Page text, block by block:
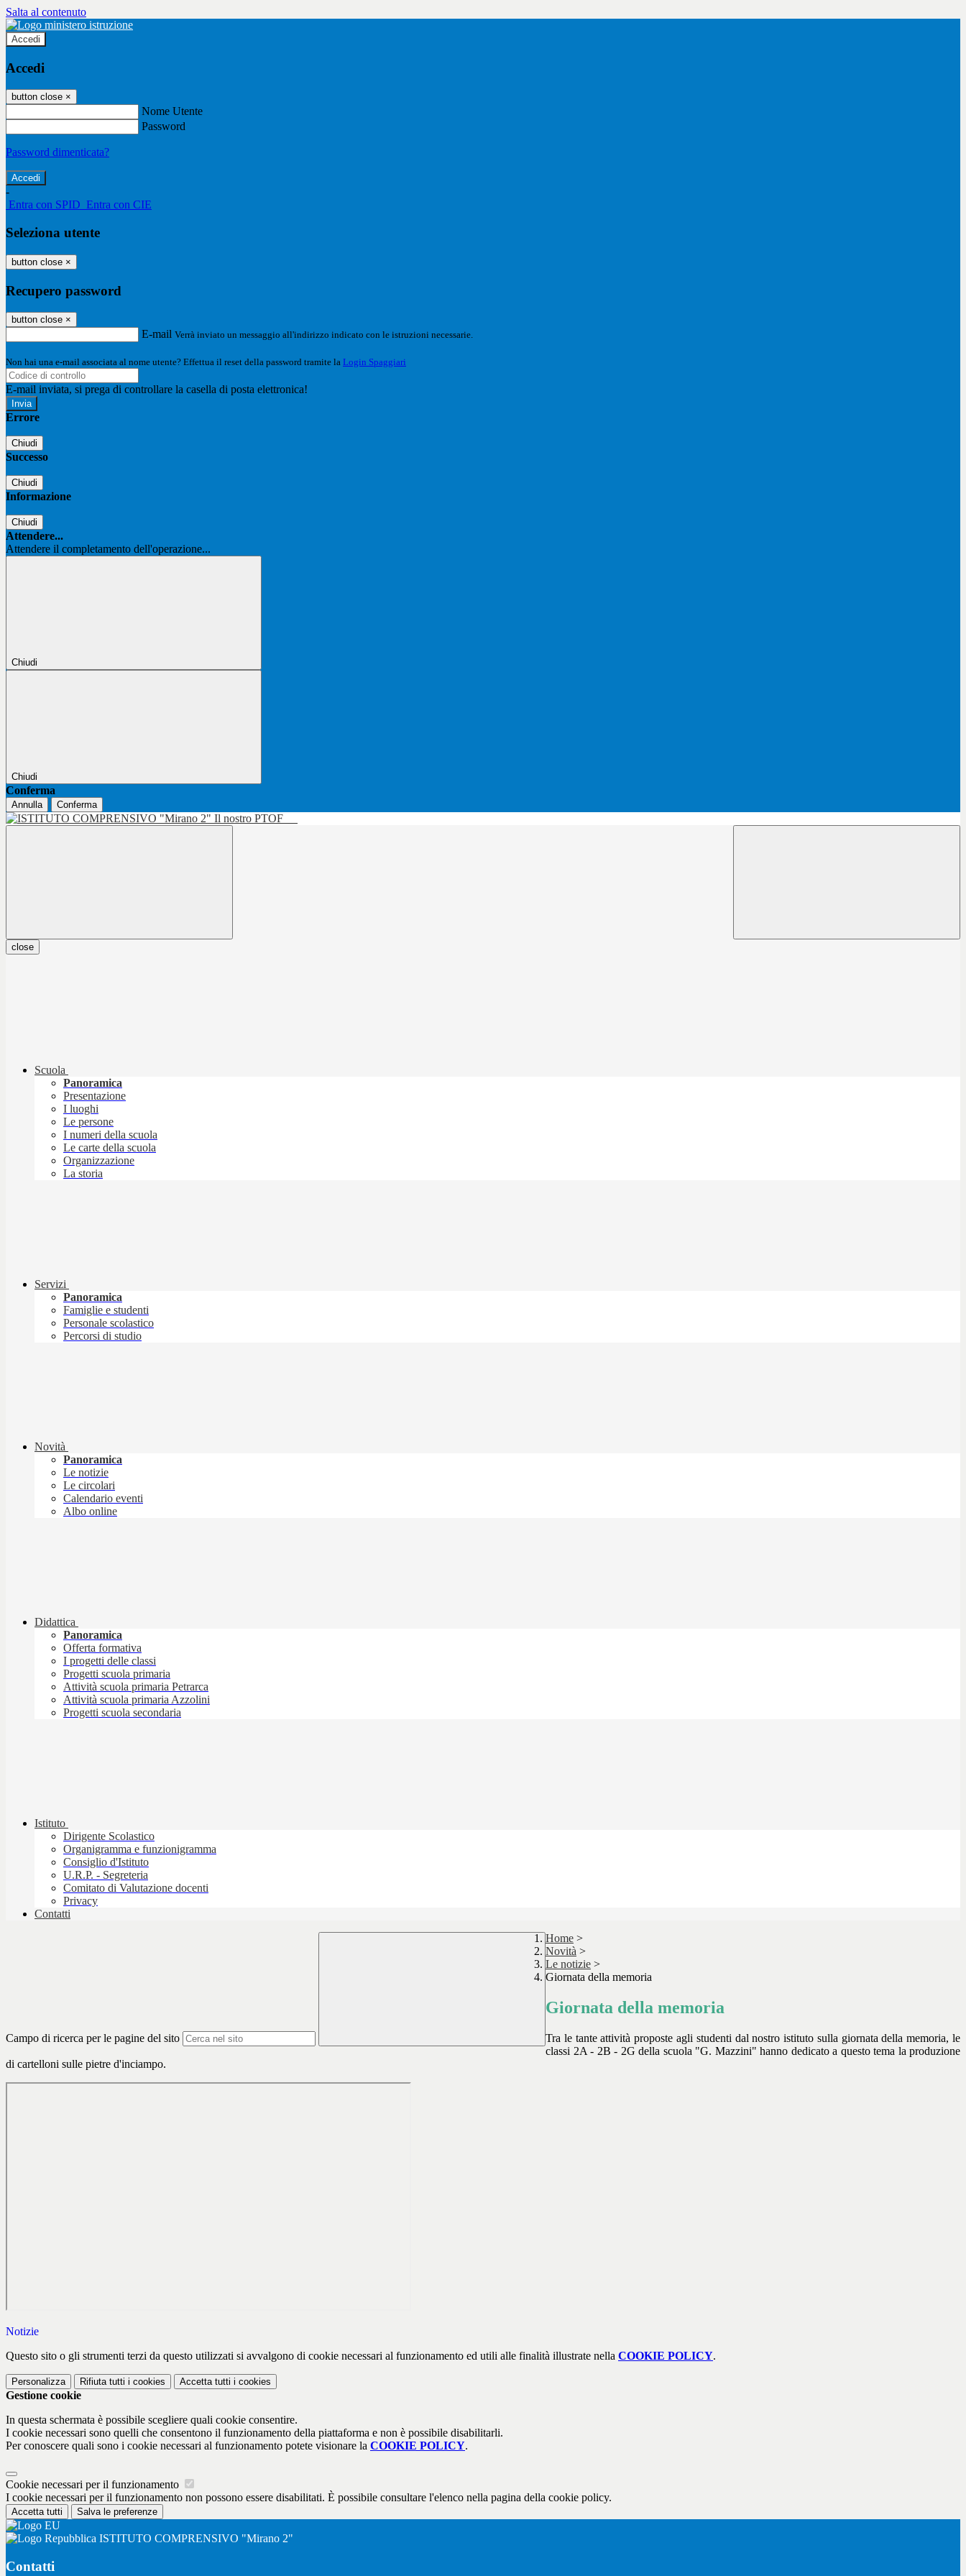
Salta al contenuto
Accedi
Accedi
button close ×
Nome Utente
Password
Password dimenticata?
-
Entra con SPID Entra con CIE
Seleziona utente
button close ×
Recupero password
button close ×
E-mail Verrà inviato un messaggio all'indirizzo indicato con le istruzioni necessarie.
Non hai una e-mail associata al nome utente? Effettua il reset della password tramite la Login Spaggiari
E-mail inviata, si prega di controllare la casella di posta elettronica!
Errore
Chiudi
Successo
Chiudi
Informazione
Chiudi
Attendere...
Attendere il completamento dell'operazione...
Chiudi
Chiudi
Conferma
Annulla Conferma
Il nostro PTOF
close
Scuola
Panoramica
Presentazione
I luoghi
Le persone
I numeri della scuola
Le carte della scuola
Organizzazione
La storia
Servizi
Panoramica
Famiglie e studenti
Personale scolastico
Percorsi di studio
Novità
Panoramica
Le notizie
Le circolari
Calendario eventi
Albo online
Didattica
Panoramica
Offerta formativa
I progetti delle classi
Progetti scuola primaria
Attività scuola primaria Petrarca
Attività scuola primaria Azzolini
Progetti scuola secondaria
Istituto
Dirigente Scolastico
Organigramma e funzionigramma
Consiglio d'Istituto
U.R.P. - Segreteria
Comitato di Valutazione docenti
Privacy
Contatti
Campo di ricerca per le pagine del sito
Home >
Novità >
Le notizie >
Giornata della memoria
Giornata della memoria
Tra le tante attività proposte agli studenti dal nostro istituto sulla giornata della memoria, le
classi 2A - 2B - 2G della scuola "G. Mazzini" hanno dedicato a questo tema la produzione
di cartelloni sulle pietre d'inciampo.
Notizie
Questo sito o gli strumenti terzi da questo utilizzati si avvalgono di cookie necessari al funzionamento ed utili alle finalità illustrate nella COOKIE POLICY.
Personalizza Rifiuta tutti i cookies Accetta tutti i cookies
Gestione cookie
In questa schermata è possibile scegliere quali cookie consentire.
I cookie necessari sono quelli che consentono il funzionamento della piattaforma e non è possibile disabilitarli.
Per conoscere quali sono i cookie necessari al funzionamento potete visionare la COOKIE POLICY.
Cookie necessari per il funzionamento
I cookie necessari per il funzionamento non possono essere disabilitati. È possibile consultare l'elenco nella pagina della cookie policy.
Accetta tutti Salva le preferenze
ISTITUTO COMPRENSIVO "Mirano 2"
Contatti